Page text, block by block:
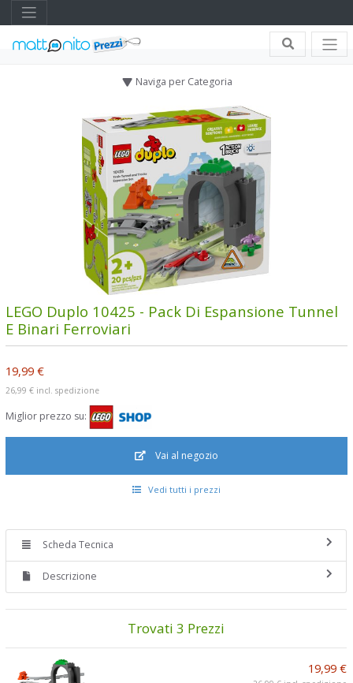
Naviga per Categoria
LEGO Duplo 10425 - Pack Di Espansione Tunnel
E Binari Ferroviari
19,99 €
26,99 € incl. spedizione
Miglior prezzo su:
Vai al negozio
Vedi tutti i prezzi
Scheda Tecnica
Descrizione
Trovati 3 Prezzi
19,99 €